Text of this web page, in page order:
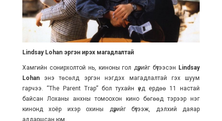
Lindsay Lohan эргэн ирэх магадлалтай
Хамгийн сонирхолтой нь, киноны гол дүрийг бүтээсэн Lindsay
Lohanэнэ төсөлд эргэн нэгдэх магадлалтай гэх шуум
гарчээ. “The Parent Trap” бол тухайн үед ердөө 11 настай
байсан Лоханы анхны томоохон кино бөгөөд тэрээр нэг
кинонд хоёр ихэр охины дүрийг бүтээж, дэлхий даяар
алдаршсан юм.